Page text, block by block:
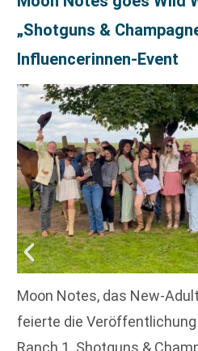
„Shotguns &
Influencerinnen-Event
Moon Notes, das New-
feierte die Veröffentlichung